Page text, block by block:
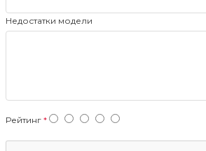
Недостатки модели
Рейтинг